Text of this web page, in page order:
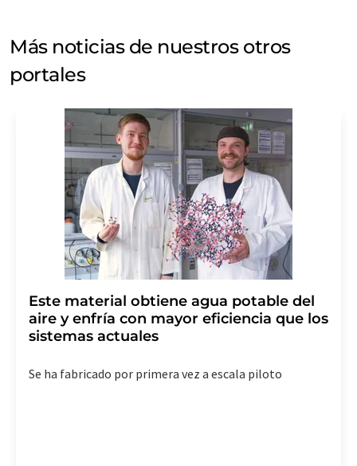
Más noticias de nuestros otros
portales
Este material obtiene agua potable del
aire y enfría con mayor eficiencia que los
sistemas actuales
Se ha fabricado por primera vez a escala piloto